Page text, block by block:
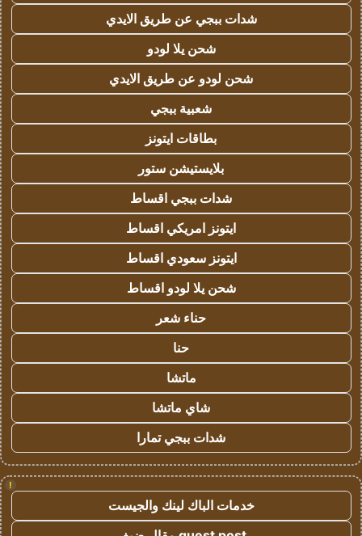
شدات ببجي عن طريق الايدي
شحن يلا لودو
شحن لودو عن طريق الايدي
شعبية ببجي
بطاقات ايتونز
بلايستيشن ستور
شدات ببجي اقساط
ايتونز امريكي اقساط
ايتونز سعودي اقساط
شحن يلا لودو اقساط
حناء شعر
حنا
ماتشا
شاي ماتشا
شدات ببجي تمارا
!
خدمات الباك لينك والجيست